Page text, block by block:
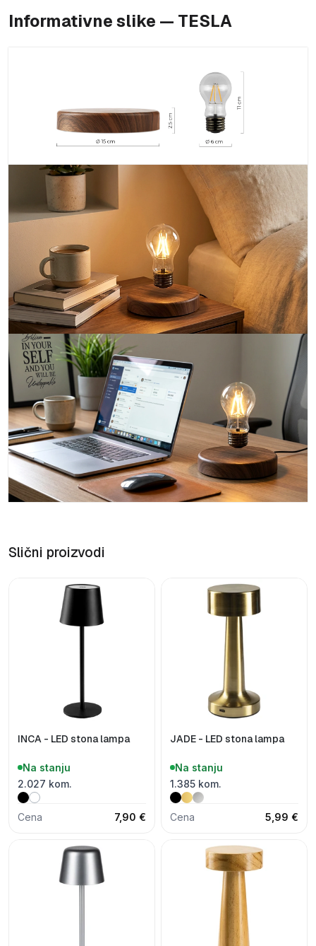
Informativne slike — TESLA
Slični proizvodi
INCA - LED stona lampa
Na stanju
2.027 kom.
Cena 7,90 €
JADE - LED stona lampa
Na stanju
1.385 kom.
Cena 5,99 €